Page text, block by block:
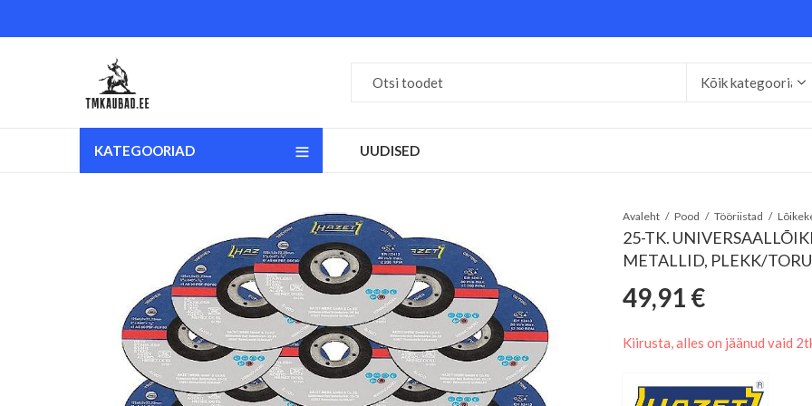
KATEGOORIAD UUDISED
Avaleht Pood Tööriistad
25-TK.
METALLID, PLEKK/
49,91 €
Kiirusta, alles on jäänud vaid